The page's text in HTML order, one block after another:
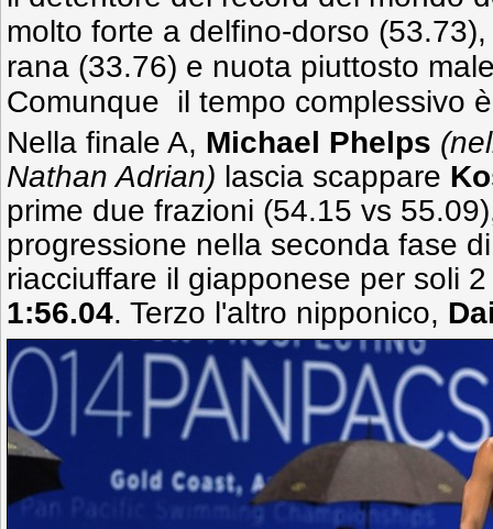
molto forte a delfino-dorso
rana (33.76) e nuota piuttosto
Comunque il tempo complessivo
Nella finale A, Michael Phelps
Nathan Adrian) lascia scappare
prime due frazioni (54.15 vs
progressione nella seconda fase
riacciuffare il giapponese per soli
1:56.04. Terzo l'altro nipponico,